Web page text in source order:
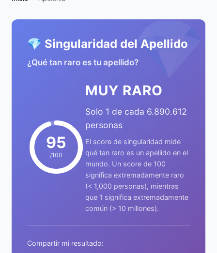
💎
💎 Singularidad del Apellido
¿Qué tan raro es tu apellido?
95
/100
MUY RARO
Solo 1 de cada 6.890.612
personas
El score de singularidad mide
qué tan raro es un apellido en el
mundo. Un score de 100
significa extremadamente raro
(< 1,000 personas), mientras
que 1 significa extremadamente
común (> 10 millones).
Compartir mi resultado: